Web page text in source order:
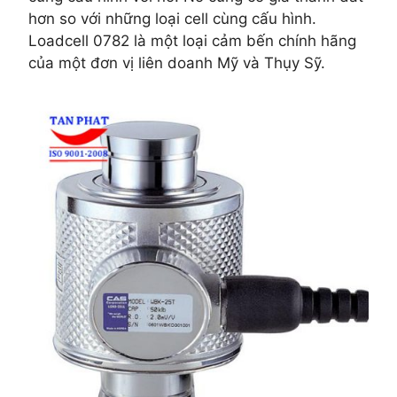
hơn so với những loại cell cùng cấu hình.
Loadcell 0782 là một loại cảm bến chính hãng
của một đơn vị liên doanh Mỹ và Thụy Sỹ.